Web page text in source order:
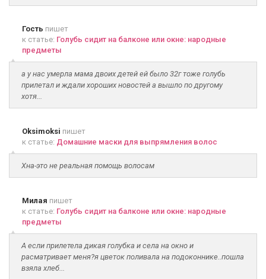
Гость пишет
к статье: Голубь сидит на балконе или окне: народные
предметы
а у нас умерла мама двоих детей ей было 32г тоже голубь
прилетал и ждали хороших новостей а вышло по другому
хотя...
Oksimoksi пишет
к статье: Домашние маски для выпрямления волос
Хна-это не реальная помощь волосам
Милая пишет
к статье: Голубь сидит на балконе или окне: народные
предметы
А если прилетела дикая голубка и села на окно и
расматривает меня?я цветок поливала на подоконнике..пошла
взяла хлеб...